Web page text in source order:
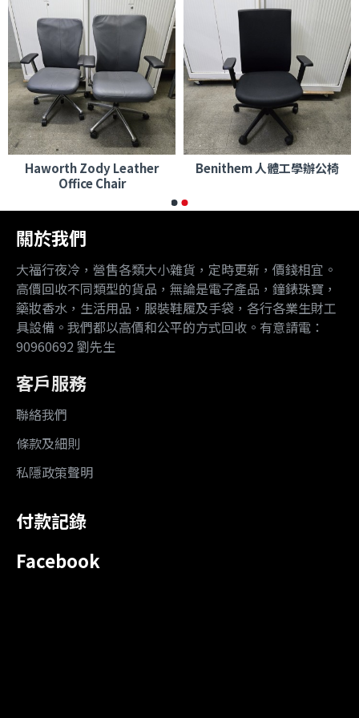
Haworth Zody Leather
Office Chair
Benithem 人體工學辦公椅
關於我們
大福行夜冷，營售各類大小雜貨，定時更新，價錢相宜。
高價回收不同類型的貨品，無論是電子產品，鐘錶珠寶，
藥妝香水，生活用品，服裝鞋履及手袋，各行各業生財工
具設備。我們都以高價和公平的方式回收。有意請電：
90960692 劉先生
客戶服務
聯絡我們
條款及細則
私隱政策聲明
付款記錄
Facebook